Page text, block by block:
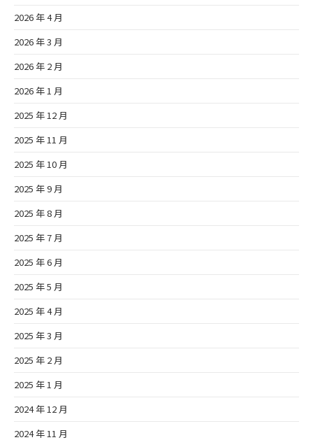
2026 年 4 月
2026 年 3 月
2026 年 2 月
2026 年 1 月
2025 年 12 月
2025 年 11 月
2025 年 10 月
2025 年 9 月
2025 年 8 月
2025 年 7 月
2025 年 6 月
2025 年 5 月
2025 年 4 月
2025 年 3 月
2025 年 2 月
2025 年 1 月
2024 年 12 月
2024 年 11 月